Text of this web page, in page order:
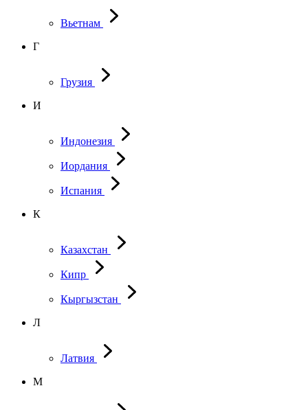
Вьетнам
Г
Грузия
И
Индонезия
Иордания
Испания
К
Казахстан
Кипр
Кыргызстан
Л
Латвия
М